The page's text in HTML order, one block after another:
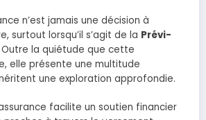
n’est jamais une décision à
surtout lorsqu’il s’agit de la Prévi-
Outre la quiétude que cette
elle présente une multitude
une exploration approfondie.
facilite un soutien financier